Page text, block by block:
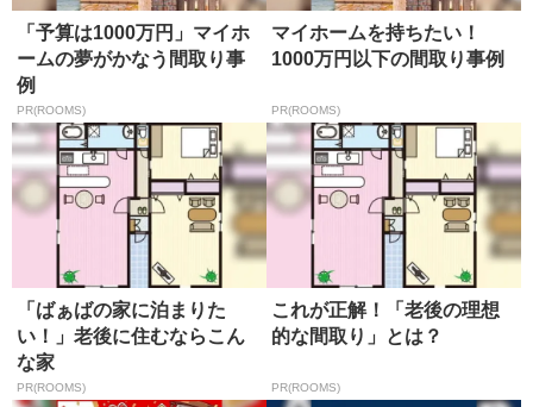
「予算は1000万円」マイホ
ームの夢がかなう間取り事
例
PR(ROOMS)
マイホームを持ちたい！
1000万円以下の間取り事例
PR(ROOMS)
「ばぁばの家に泊まりた
い！」老後に住むならこん
な家
PR(ROOMS)
これが正解！「老後の理想
的な間取り」とは？
PR(ROOMS)